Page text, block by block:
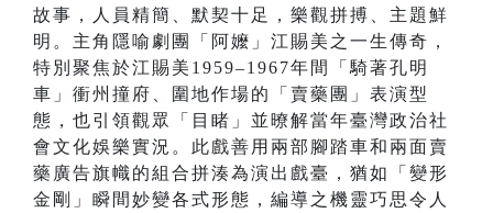
故事，人員精簡、默契十足，樂觀拼搏、主題鮮
明。主角隱喻劇團「阿嬤」江賜美之一生傳奇，
特別聚焦於江賜美1959–1967年間「騎著孔明
車」衝州撞府、圍地作場的「賣藥團」表演型
態，也引領觀眾「目睹」並暸解當年臺灣政治社
會文化娛樂實況。此戲善用兩部腳踏車和兩面賣
藥廣告旗幟的組合拼湊為演出戲臺，猶如「變形
金剛」瞬間妙變各式形態，編導之機靈巧思令人